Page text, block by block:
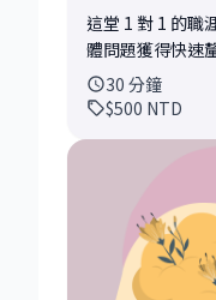
這堂 1 對 1 的職
體問題獲得快速
解導師的風格與
首次會談、試水溫的首選。 在
考框架，或是下一步行
焦、實用，我
讀你提供的履歷
鍵探討角度 • 預先整理可能適用的資源、方法或
30 分鐘
$500 NTD